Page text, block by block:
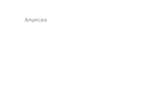
Anuncios